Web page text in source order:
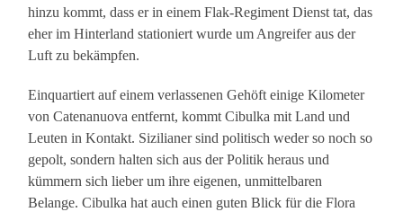
hinzu kommt, dass er in einem Flak-Regiment Dienst tat, das
eher im Hinterland stationiert wurde um Angreifer aus der
Luft zu bekämpfen.
Einquartiert auf einem verlassenen Gehöft einige Kilometer
von Catenanuova entfernt, kommt Cibulka mit Land und
Leuten in Kontakt. Sizilianer sind politisch weder so noch so
gepolt, sondern halten sich aus der Politik heraus und
kümmern sich lieber um ihre eigenen, unmittelbaren
Belange. Cibulka hat auch einen guten Blick für die Flora